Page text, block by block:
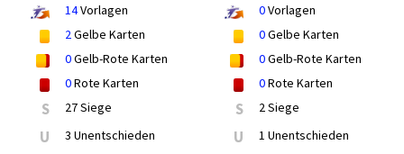
14Vorlagen
2Gelbe Karten
0Gelb-Rote Karten
0Rote Karten
S 27 Siege
U 3 Unentschieden
0Vorlagen
0Gelbe Karten
0Gelb-Rote Karten
0Rote Karten
S 2 Siege
U 1 Unentschieden